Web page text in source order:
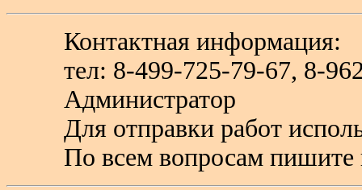
Контактная информация:
тел: 8-499-725-79-67, 8-
Администратор
Для отправки работ
По всем вопросам